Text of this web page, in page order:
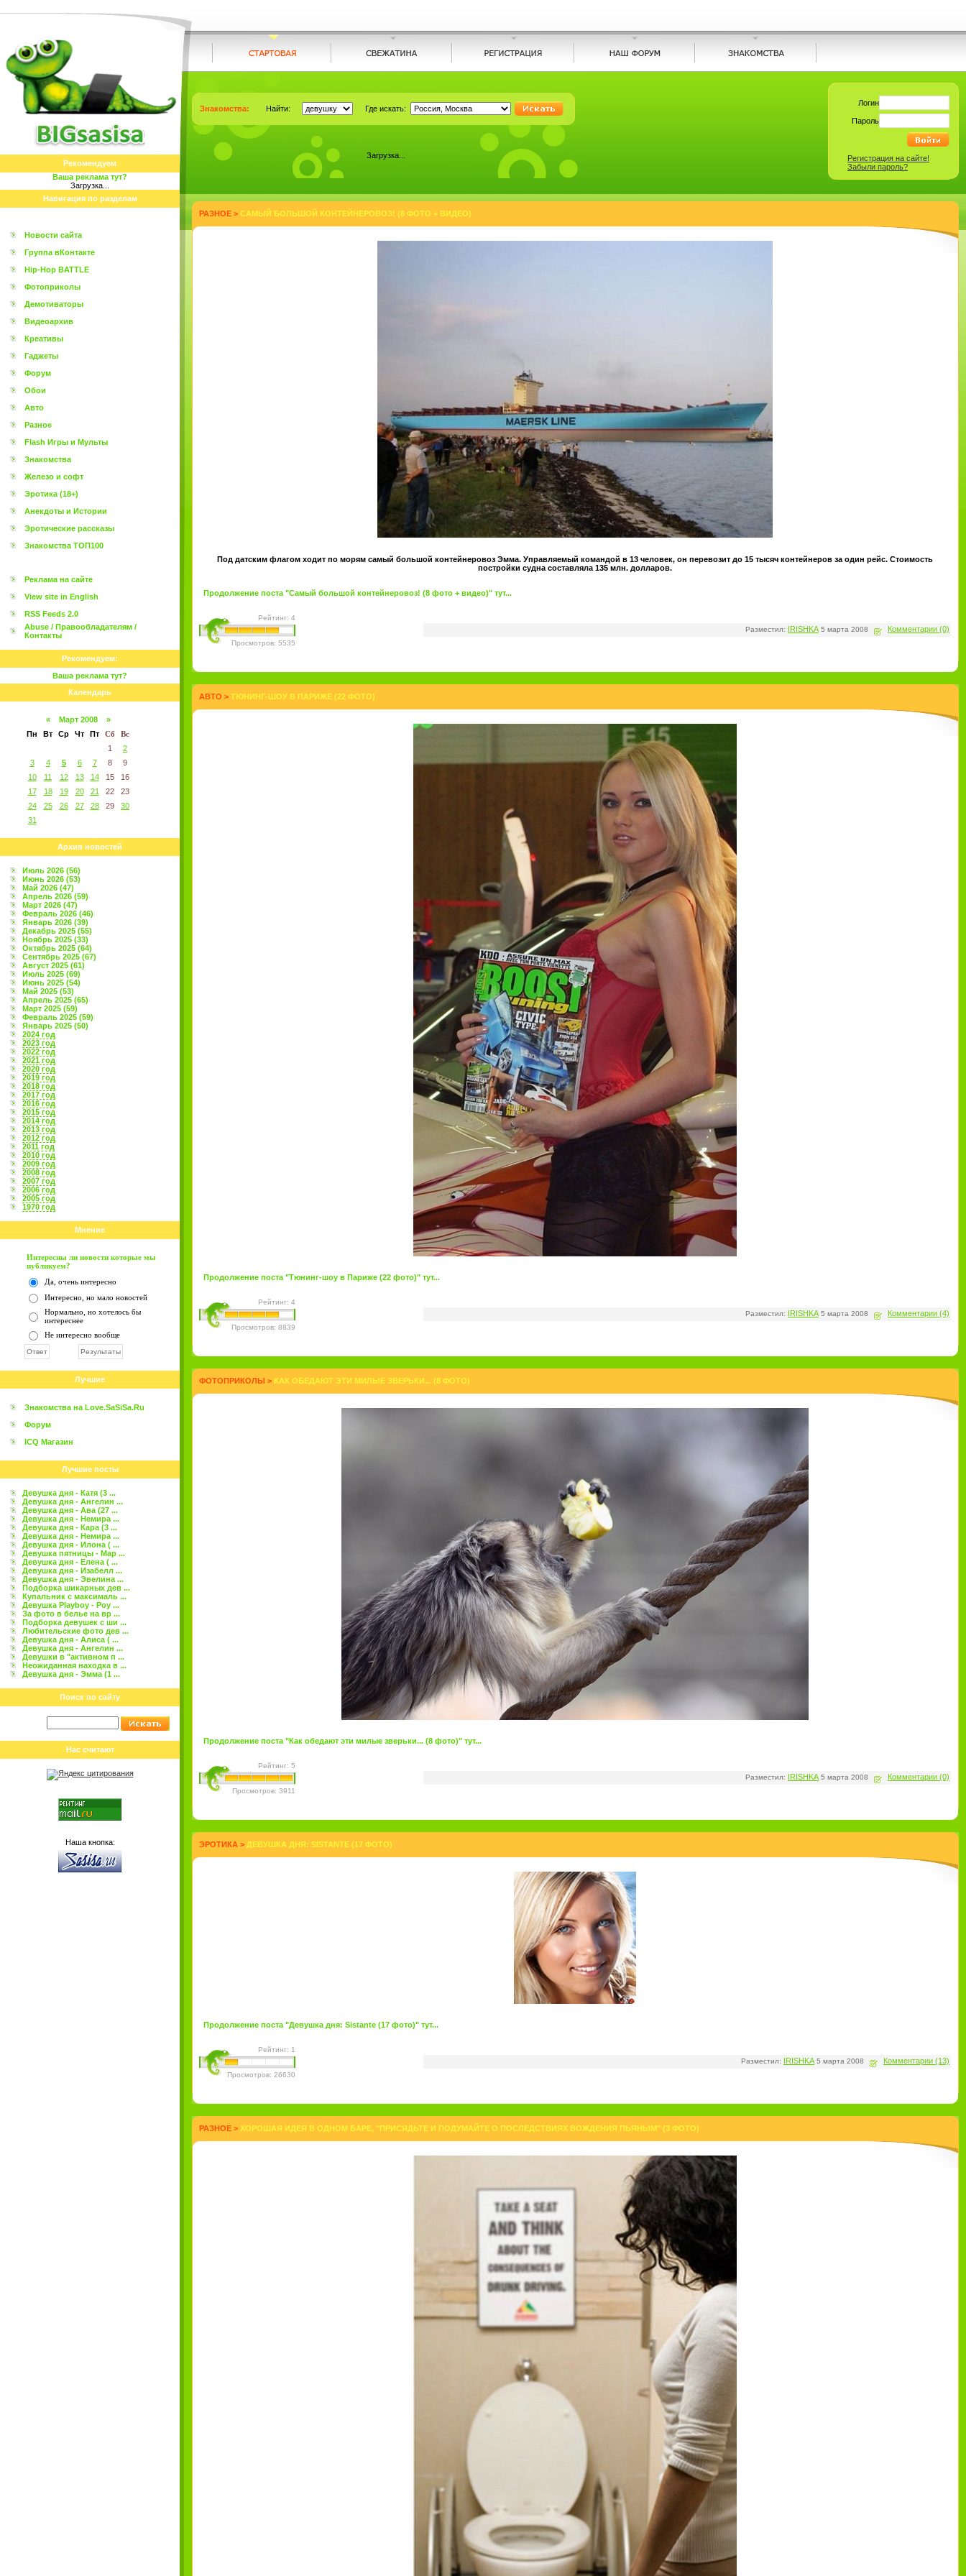
Рекомендуем
Ваша реклама тут?
Загрузка...
Навигация по разделам
Новости сайта
Группа вКонтакте
Hip-Hop BATTLE
Фотоприколы
Демотиваторы
Видеоархив
Креативы
Гаджеты
Форум
Обои
Авто
Разное
Flash Игры и Мульты
Знакомства
Железо и софт
Эротика (18+)
Анекдоты и Истории
Эротические рассказы
Знакомства ТОП100
Реклама на сайте
View site in English
RSS Feeds 2.0
Abuse / Правообладателям /
Контакты
Рекомендуем:
Ваша реклама тут?
Календарь
« Март 2008
»
Пн
Вт Ср Чт Пт Сб
Вс
1
2
3
4 5 6 7 8
9
10
11 12 13 14 15
16
17
18 19 20 21 22
23
24
25 26 27 28 29
30
31
Архив новостей
Июль 2026 (56)
Июнь 2026 (53)
Май 2026 (47)
Апрель 2026 (59)
Март 2026 (47)
Февраль 2026 (46)
Январь 2026 (39)
Декабрь 2025 (55)
Ноябрь 2025 (33)
Октябрь 2025 (64)
Сентябрь 2025 (67)
Август 2025 (61)
Июль 2025 (69)
Июнь 2025 (54)
Май 2025 (53)
Апрель 2025 (65)
Март 2025 (59)
Февраль 2025 (59)
Январь 2025 (50)
2024 год
2023 год
2022 год
2021 год
2020 год
2019 год
2018 год
2017 год
2016 год
2015 год
2014 год
2013 год
2012 год
2011 год
2010 год
2009 год
2008 год
2007 год
2006 год
2005 год
1970 год
Мнение
Интересны ли новости которые мы
публикуем?
Да, очень интересно
Интересно, но мало новостей
Нормально, но хотелось бы
интереснее
Не интересно вообще
Лучшие
Знакомства на Love.SaSiSa.Ru
Форум
ICQ Магазин
Лучшие посты
Девушка дня - Катя (3 ...
Девушка дня - Ангелин ...
Девушка дня - Ава (27 ...
Девушка дня - Немира ...
Девушка дня - Кара (3 ...
Девушка дня - Немира ...
Девушка дня - Илона ( ...
Девушка пятницы - Мар ...
Девушка дня - Елена ( ...
Девушка дня - Изабелл ...
Девушка дня - Эвелина ...
Подборка шикарных дев ...
Купальник с максималь ...
Девушка Playboy - Роу ...
За фото в белье на вр ...
Подборка девушек с ши ...
Любительские фото дев ...
Девушка дня - Алиса ( ...
Девушка дня - Ангелин ...
Девушки в "активном п ...
Неожиданная находка в ...
Девушка дня - Эмма (1 ...
Поиск по сайту
Нас считают
Наша кнопка:
Знакомства: Найти: Где искать:
Логин
Пароль
Регистрация на сайте!
Забыли пароль?
Загрузка...
РАЗНОЕ > САМЫЙ БОЛЬШОЙ КОНТЕЙНЕРОВОЗ! (8 ФОТО + ВИДЕО)
Под датским флагом ходит по морям самый большой контейнеровоз Эмма. Управляемый командой в 13 человек, он перевозит до 15 тысяч контейнеров за один рейс. Стоимость
постройки судна составляла 135 млн. долларов.
Продолжение поста "Самый большой контейнеровоз! (8 фото + видео)" тут...
Рейтинг: 4
Просмотров: 5535
Разместил: IRISHKA 5 марта 2008 Комментарии (0)
АВТО > ТЮНИНГ-ШОУ В ПАРИЖЕ (22 ФОТО)
Продолжение поста "Тюнинг-шоу в Париже (22 фото)" тут...
Рейтинг: 4
Просмотров: 8839
Разместил: IRISHKA 5 марта 2008 Комментарии (4)
ФОТОПРИКОЛЫ > КАК ОБЕДАЮТ ЭТИ МИЛЫЕ ЗВЕРЬКИ... (8 ФОТО)
Продолжение поста "Как обедают эти милые зверьки... (8 фото)" тут...
Рейтинг: 5
Просмотров: 3911
Разместил: IRISHKA 5 марта 2008 Комментарии (0)
ЭРОТИКА > ДЕВУШКА ДНЯ: SISTANTE (17 ФОТО)
Продолжение поста "Девушка дня: Sistante (17 фото)" тут...
Рейтинг: 1
Просмотров: 26630
Разместил: IRISHKA 5 марта 2008 Комментарии (13)
РАЗНОЕ > ХОРОШАЯ ИДЕЯ В ОДНОМ БАРЕ, "ПРИСЯДЬТЕ И ПОДУМАЙТЕ О ПОСЛЕДСТВИЯХ ВОЖДЕНИЯ ПЬЯНЫМ" (3 ФОТО)